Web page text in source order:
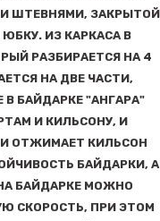
ШТЕВНЯМИ, ЗАКРЫТОЙ
ИЗ КАРКАСА В
РАЗБИРАЕТСЯ НА 4
НА ДВЕ ЧАСТИ,
БАЙДАРКЕ "АНГАРА"
И КИЛЬСОНУ, И
ОТЖИМАЕТ КИЛЬСОН
БАЙДАРКИ, А
БАЙДАРКЕ МОЖНО
СКОРОСТЬ, ПРИ ЭТОМ